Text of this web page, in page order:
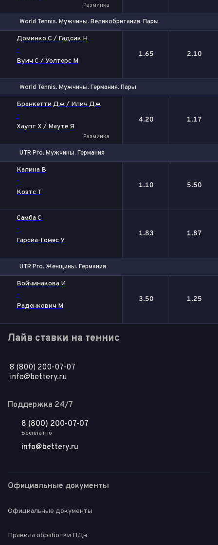
Разминка
World Tennis. Мужчины. Великобритания. Пары
Доминко С / Гадсик Н
-
Вуич С / Уолтерс М
1.65 2.10
World Tennis. Мужчины. Германия. Пары
Бранкетти Дж / Илич Дж
-
Хаупт Х / Мауте Я
Разминка
4.20 1.17
UTR Pro. Мужчины. Германия
Калина В
-
Коэтс Т
1.10 5.50
Самба С
-
Гарсиа-Гомес У
1.83 1.87
UTR Pro. Женщины. Германия
Войчинакова И
-
Раденкович М
3.50 1.25
Лайв ставки на теннис
8 (800) 200-07-07
info@bettery.ru
Поддержка 24/7
8 (800) 200-07-07
Бесплатно
info@bettery.ru
Официальные документы
Официальные документы
Правила обработки ПДн